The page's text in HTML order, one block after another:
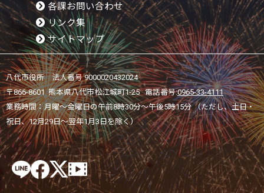
各課お問い合わせ
リンク集
サイトマップ
八代市役所 法人番号 9000020432024
〒866-8601 熊本県八代市松江城町1-25 電話番号:0965-33-4111
業務時間：月曜～金曜日の午前8時30分～午後5時15分 （ただし、土日・
祝日、12月29日～翌年1月3日を除く）